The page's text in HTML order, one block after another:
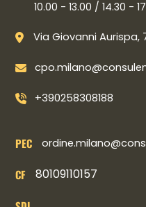
10.00 - 13.00 / 14.30 -
Via Giovanni Aurispa,
+390258308188
PEC
CF 80109110157